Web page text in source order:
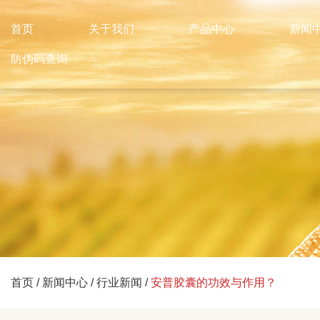
首页 关于我们 产品中心 新闻
防伪码查询
首页 / 新闻中心 /行业新闻 /安普胶囊的功效与作用？